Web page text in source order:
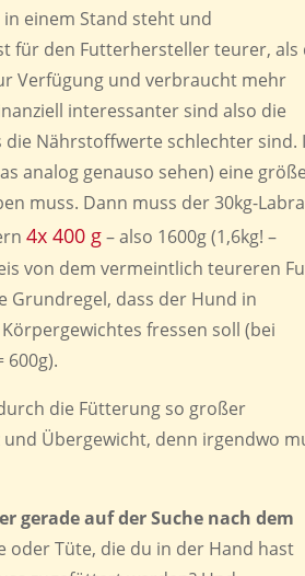
in einem Stand steht und
für den Futterhersteller teurer, als
Verfügung und verbraucht mehr
interessanter sind also die
Nährstoffwerte schlechter sind.
analog genauso sehen) eine
muss. Dann muss der 30kg-
4x 400 g– also 1600g (1,6kg! –
von dem vermeintlich teureren
Grundregel, dass der Hund in
fressen soll (bei
600g).
die Fütterung so großer
Übergewicht, denn irgendwo
gerade auf der Suche nach dem
oder Tüte, die du in der Hand hast